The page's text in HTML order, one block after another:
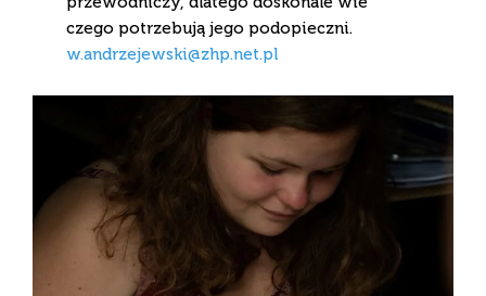
czego potrzebują jego podopieczni.
w.andrzejewski@zhp.net.pl